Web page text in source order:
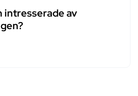
intresserade av